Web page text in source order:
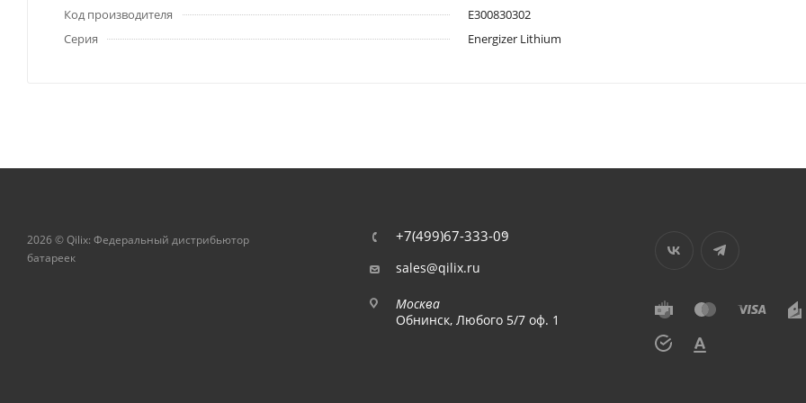
Код производителя
E300830302
Серия
Energizer Lithium
2026 © Qilix: Федеральный дистрибьютор
батареек
+7(499)67-333-09
sales@qilix.ru
Москва
Обнинск, Любого 5/7 оф. 1